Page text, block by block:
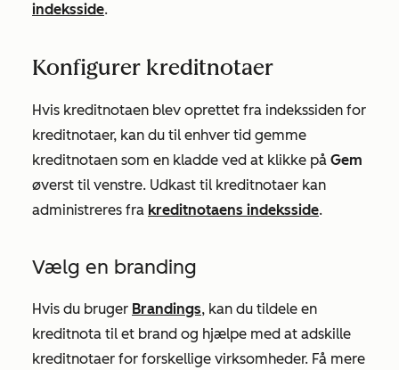
indeksside.
Konfigurer kreditnotaer
Hvis kreditnotaen blev oprettet fra indekssiden for
kreditnotaer, kan du til enhver tid gemme
kreditnotaen som en kladde ved at klikke på Gem
øverst til venstre. Udkast til kreditnotaer kan
administreres fra kreditnotaens indeksside.
Vælg en branding
Hvis du bruger Brandings, kan du tildele en
kreditnota til et brand og hjælpe med at adskille
kreditnotaer for forskellige virksomheder. Få mere